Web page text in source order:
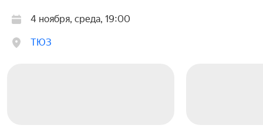
4 ноября, среда, 19:00
ТЮЗ